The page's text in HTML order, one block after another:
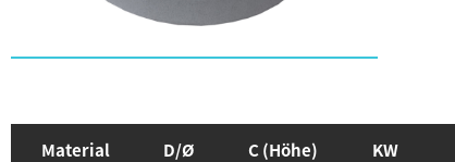
Material D/Ø C (Höhe) KW